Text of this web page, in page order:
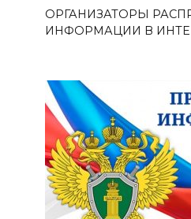
ОРГАНИЗАТОРЫ
ИНФОРМАЦИИ В